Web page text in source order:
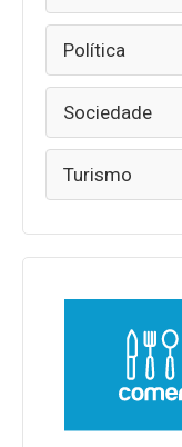
Política
Sociedade
Turismo